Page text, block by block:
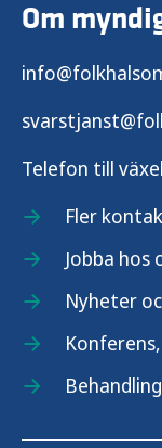
Om
Telefon till
Fler
Jobba hos
Nyheter